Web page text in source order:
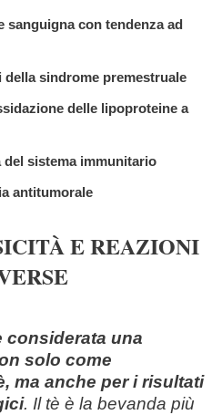
sanguigna con tendenza ad
sindrome premestruale
delle lipoproteine a
del sistema immunitario
antitumorale
E REAZIONI
considerata una
solo come
ma anche per i risultati
. Il tè è la bevanda più